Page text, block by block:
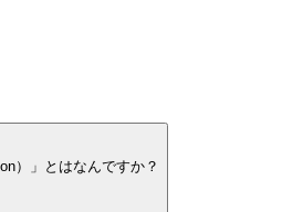
）」とはなんですか？